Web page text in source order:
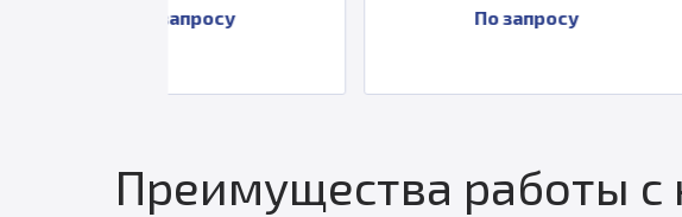
Преимущества работы с